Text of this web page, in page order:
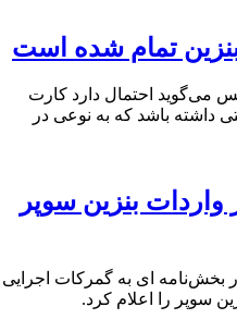
تمام شده است
می‌گوید احتمال دارد کارت
داشته باشد که به نوعی در
بنزین سوپر
بخش‌نامه ای به گمرکات اجرایی
سوپر را اعلام کرد.